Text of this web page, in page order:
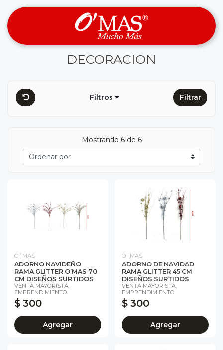
DECORACION
Filtros Filtrar
Mostrando 6 de 6
O´MAS
ADORNO NAVIDEÑO
RAMA GLITTER O’MAS 70
CM DISEÑOS SURTIDOS
VENTA MAYORISTA,
EMPRENDIMIENTO
$ 300
Agregar
O´MAS
ADORNO DE NAVIDAD
RAMA GLITTER 45 CM
DISEÑOS SURTIDOS
VENTA MAYORISTA,
EMPRENDIMIENTO
$ 300
Agregar